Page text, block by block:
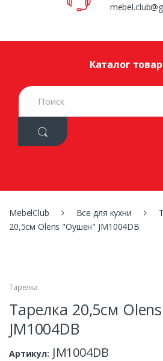
Каталог
S
e
h
:
MebelClub Все для кухни
20,5см Olens "Оушен" JM1004DB
Тарелка
Тарелка 20,5см
JM1004DB
Артикул: JM1004DB